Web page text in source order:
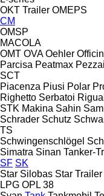
OKT Trailer OMEPS
CM
OMSP
MACOLA
OMT OVA Oehler
Parcisa Peatmax
SCT
Piacenza Piusi Polar
Righetto Serbatoi Rigual
STK Makina Sahin
Schrader Schutz
TS
Schwingenschlögel
Simatra Sinan Tanker-
SF SK
Star Silobas Star Trailer
LPG OPL 38